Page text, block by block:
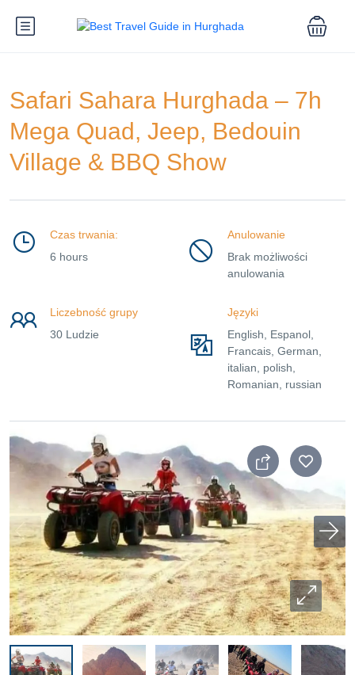
Safari Sahara Hurghada – 7h
Mega Quad, Jeep, Bedouin
Village & BBQ Show
Czas trwania:
6 hours
Anulowanie
Brak możliwości
anulowania
Liczebność grupy
30 Ludzie
Języki
English, Espanol,
Francais, German,
italian, polish,
Romanian, russian